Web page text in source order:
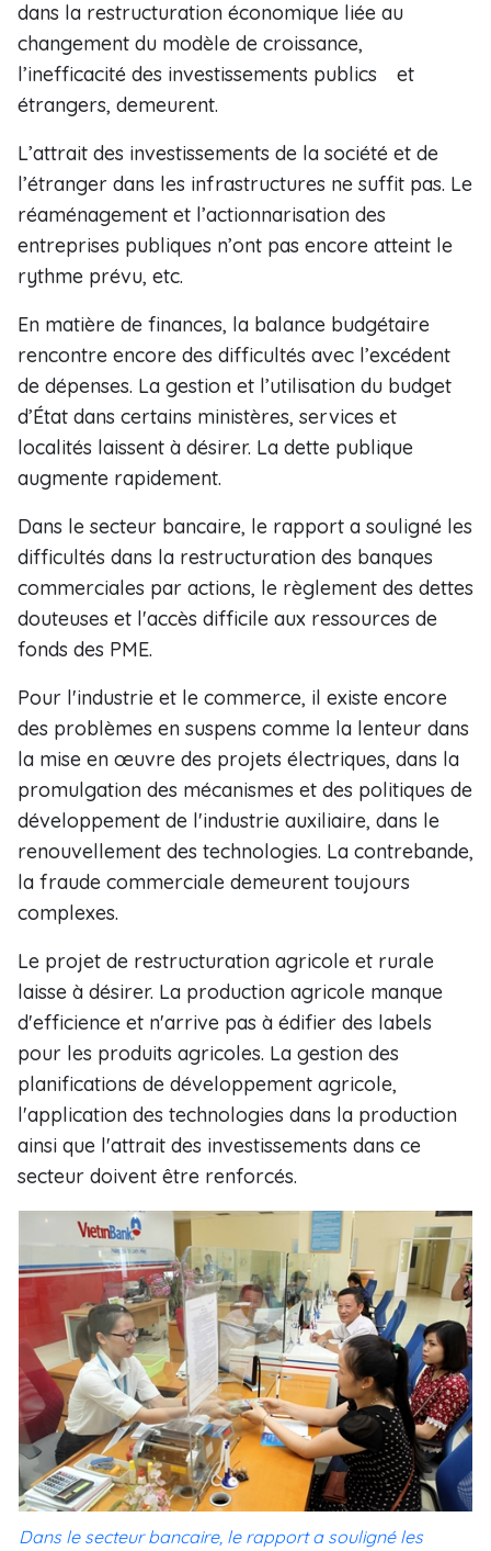
dans la restructuration économique liée au
changement du modèle de croissance,
l’inefficacité des investissements publics et
étrangers, demeurent.
L’attrait des investissements de la société et de
l’étranger dans les infrastructures ne suffit pas. Le
réaménagement et l’actionnarisation des
entreprises publiques n’ont pas encore atteint le
rythme prévu, etc.
En matière de finances, la balance budgétaire
rencontre encore des difficultés avec l’excédent
de dépenses. La gestion et l’utilisation du budget
d’État dans certains ministères, services et
localités laissent à désirer. La dette publique
augmente rapidement.
Dans le secteur bancaire, le rapport a souligné les
difficultés dans la restructuration des banques
commerciales par actions, le règlement des dettes
douteuses et l'accès difficile aux ressources de
fonds des PME.
Pour l'industrie et le commerce, il existe encore
des problèmes en suspens comme la lenteur dans
la mise en œuvre des projets électriques, dans la
promulgation des mécanismes et des politiques de
développement de l'industrie auxiliaire, dans le
renouvellement des technologies. La contrebande,
la fraude commerciale demeurent toujours
complexes.
Le projet de restructuration agricole et rurale
laisse à désirer. La production agricole manque
d'efficience et n'arrive pas à édifier des labels
pour les produits agricoles. La gestion des
planifications de développement agricole,
l'application des technologies dans la production
ainsi que l'attrait des investissements dans ce
secteur doivent être renforcés.
Dans le secteur bancaire, le rapport a souligné les